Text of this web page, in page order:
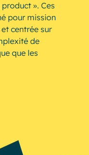
Tarification
». Ces
pour mission
centrée sur
de
que les